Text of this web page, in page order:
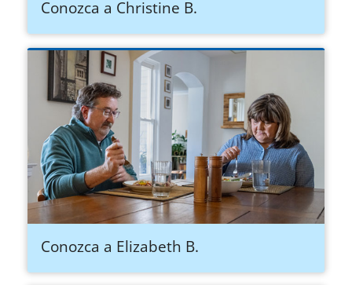
Conozca a Christine B.
Conozca a Elizabeth B.